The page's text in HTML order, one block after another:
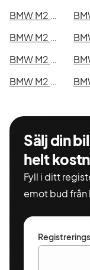
BMW M2 Competition i Lund
BMW M2 Competition i Ystad
BMW M2 Competition i Nyköping
BMW M2 Competition i Skövde
Sälj din
helt
Fyll i ditt
emot bud från